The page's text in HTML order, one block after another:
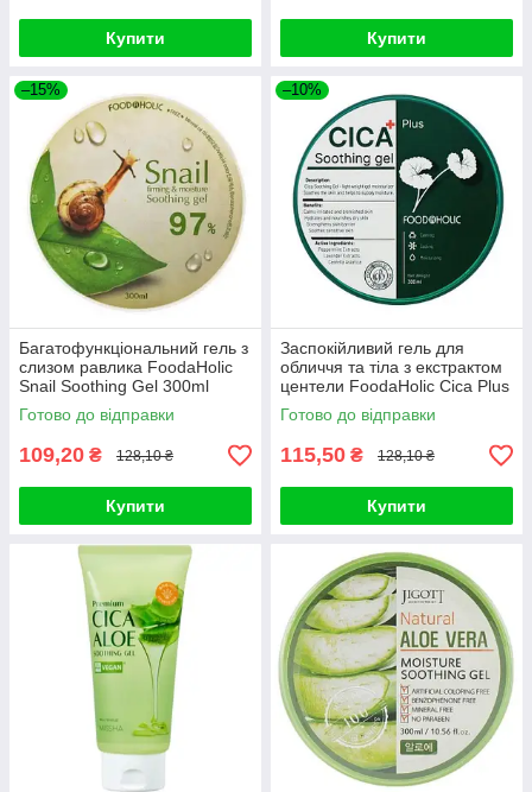
Купити Купити
–15%
Багатофункціональний гель з
слизом равлика FoodaHolic
Snail Soothing Gel 300ml
Готово до відправки
109,20 ₴ 128,10 ₴
Купити
–10%
Заспокійливий гель для
обличчя та тіла з екстрактом
центели FoodaHolic Cica Plus
Soothing Gel 300ml
Готово до відправки
115,50 ₴ 128,10 ₴
Купити